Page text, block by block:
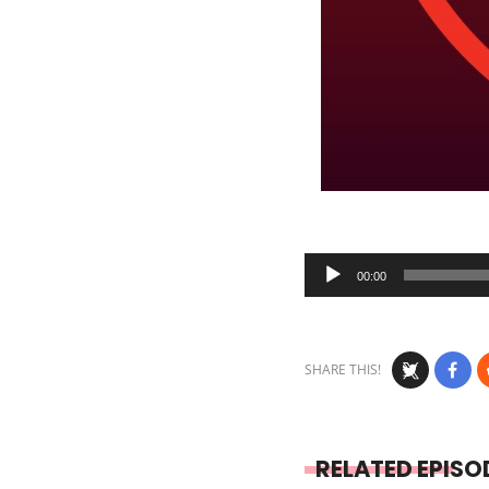
Audio
Player
00:00
SHARE THIS!
RELATED